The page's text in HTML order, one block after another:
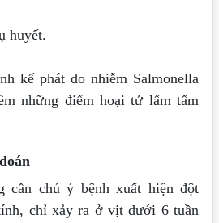
huyết.
kế phát do nhiễm Salmonella
những điểm hoại tử lấm tấm
cần chú ý bệnh xuất hiện đột
chỉ xảy ra ở vịt dưới 6 tuần